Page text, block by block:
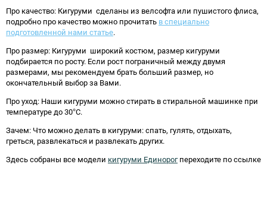
Про качество: Кигуруми сделаны из велсофта или пушистого флиса,
подробно про качество можно прочитать в специально
подготовленной нами статье.
Про размер: Кигуруми широкий костюм, размер кигуруми
подбирается по росту. Если рост пограничный между двумя
размерами, мы рекомендуем брать больший размер, но
окончательный выбор за Вами.
Про уход: Наши кигуруми можно стирать в стиральной машинке при
температуре до 30°C.
Зачем: Что можно делать в кигуруми: спать, гулять, отдыхать,
греться, развлекаться и развлекать других.
Здесь собраны все модели кигуруми Единорогпереходите по ссылке